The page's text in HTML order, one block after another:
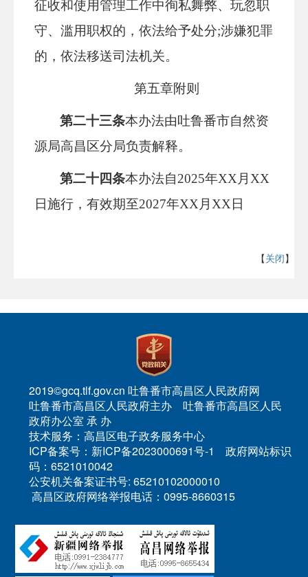
征收和使用管理工作中徇私舞弊、玩忽职
守、滥用职权的，依法给予处分;涉嫌犯罪
的，依法移送司法机关。
第五章附则
第二十三条本办法由吐鲁番市自然资
源局高昌区分局负责解释。
第二十四条本办法自2025年XX月XX
日施行 ， 有效期至2027年XX月XX日
【关闭】
2019©gcq.tlf.gov.cn 吐鲁番市高昌区人民政府网
吐鲁番市高昌区人民政府主办 吐鲁番市高昌区人民
政府办公室 承 办
技术服务：高昌区电子政务服务中心
ICP备案号：新ICP备2023000691号-1 政府网站标识
码：6521010042
公安机关备案证书号: 65210102000010
高昌区政府网络举报电话：0995-8660315